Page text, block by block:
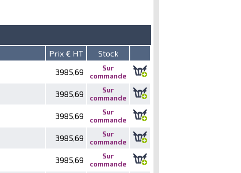
Prix € HT
Stock
3985,69
Sur
commande
3985,69
Sur
commande
3985,69
Sur
commande
3985,69
Sur
commande
3985,69
Sur
commande